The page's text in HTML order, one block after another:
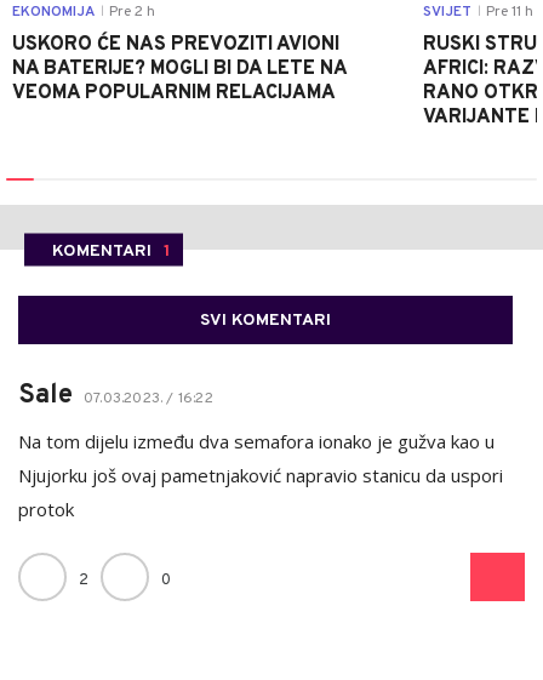
EKONOMIJA Pre 2 h
USKORO ĆE NAS PREVOZITI AVIONI
NA BATERIJE? MOGLI BI DA LETE NA
VEOMA POPULARNIM RELACIJAMA
SVIJET Pre 11 h
RUSKI
AFRICI:
RANO
VARIJANTE
KOMENTARI 1
SVI KOMENTARI
Sale 07.03.2023. / 16:22
Na tom dijelu između dva semafora ionako je gužva kao u
Njujorku još ovaj pametnjaković napravio stanicu da uspori
protok
2 0